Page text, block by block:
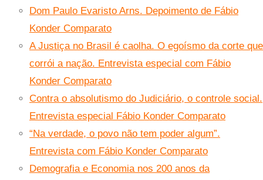
Dom Paulo Evaristo Arns. Depoimento de Fábio
Konder Comparato
A Justiça no Brasil é caolha. O egoísmo da corte que
corrói a nação. Entrevista especial com Fábio
Konder Comparato
Contra o absolutismo do Judiciário, o controle social.
Entrevista especial Fábio Konder Comparato
“Na verdade, o povo não tem poder algum”.
Entrevista com Fábio Konder Comparato
Demografia e Economia nos 200 anos da